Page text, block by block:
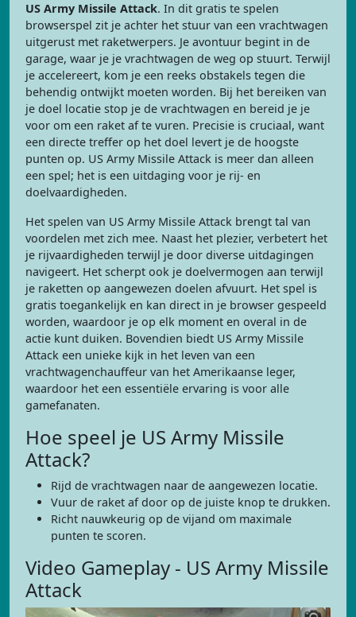
US Army Missile Attack. In dit gratis te spelen
browserspel zit je achter het stuur van een vrachtwagen
uitgerust met raketwerpers. Je avontuur begint in de
garage, waar je je vrachtwagen de weg op stuurt. Terwijl
je accelereert, kom je een reeks obstakels tegen die
behendig ontwijkt moeten worden. Bij het bereiken van
je doel locatie stop je de vrachtwagen en bereid je je
voor om een raket af te vuren. Precisie is cruciaal, want
een directe treffer op het doel levert je de hoogste
punten op. US Army Missile Attack is meer dan alleen
een spel; het is een uitdaging voor je rij- en
doelvaardigheden.
Het spelen van US Army Missile Attack brengt tal van
voordelen met zich mee. Naast het plezier, verbetert het
je rijvaardigheden terwijl je door diverse uitdagingen
navigeert. Het scherpt ook je doelvermogen aan terwijl
je raketten op aangewezen doelen afvuurt. Het spel is
gratis toegankelijk en kan direct in je browser gespeeld
worden, waardoor je op elk moment en overal in de
actie kunt duiken. Bovendien biedt US Army Missile
Attack een unieke kijk in het leven van een
vrachtwagenchauffeur van het Amerikaanse leger,
waardoor het een essentiële ervaring is voor alle
gamefanaten.
Hoe speel je US Army Missile
Attack?
Rijd de vrachtwagen naar de aangewezen locatie.
Vuur de raket af door op de juiste knop te drukken.
Richt nauwkeurig op de vijand om maximale
punten te scoren.
Video Gameplay - US Army Missile
Attack